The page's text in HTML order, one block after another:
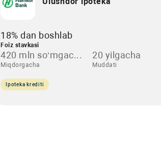
18% dan boshlab
Foiz stavkasi
420 mln so‘mgac...
Miqdorgacha
20 yilgacha
Muddati
Ipoteka krediti